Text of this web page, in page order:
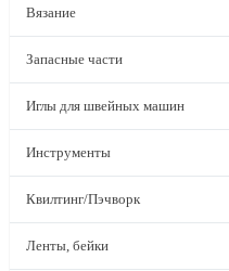
Вязание
Запасные части
Иглы для швейных машин
Инструменты
Квилтинг/Пэчворк
Ленты, бейки